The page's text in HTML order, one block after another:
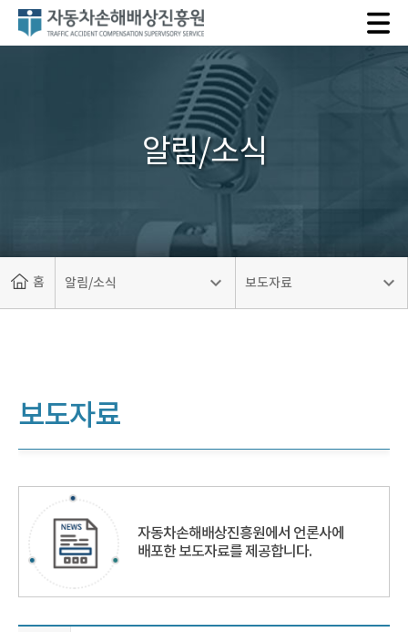
자
알림/소식
홈 알림/소식 보도자료
보도자료
자동차손해배상진흥원에서 언론사에
배포한 보도자료를 제공합니다.